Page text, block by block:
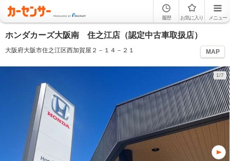
履歴 お気に入り メニュー
ホンダカーズ大阪南 住之江店（認定中古車取扱店）
大阪府大阪市住之江区西加賀屋２－１４－２１ MAP
1/7